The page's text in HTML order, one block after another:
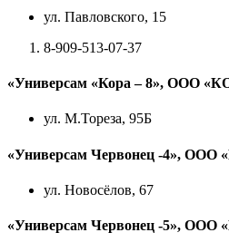
ул. Павловского, 15
8-909-513-07-37
«Универсам «Кора – 8», ООО
ул. М.Тореза, 95Б
«Универсам Червонец -4», ООО
ул. Новосёлов, 67
«Универсам Червонец -5», ООО